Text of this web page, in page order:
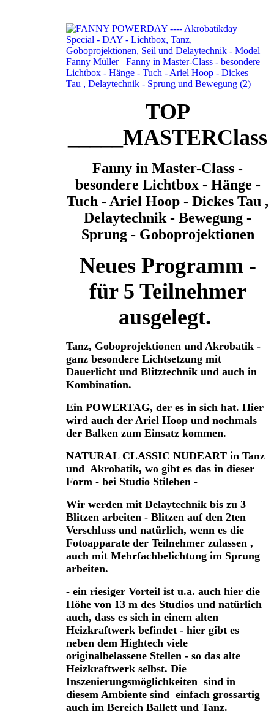
TOP
_____MASTERClass
Fanny in Master-Class -
besondere Lichtbox - Hänge -
Tuch - Ariel Hoop - Dickes Tau ,
Delaytechnik - Bewegung -
Sprung - Goboprojektionen
Neues Programm -
für 5 Teilnehmer
ausgelegt.
Tanz, Goboprojektionen und Akrobatik -
ganz besondere Lichtsetzung mit
Dauerlicht und Blitztechnik und auch in
Kombination.
Ein POWERTAG, der es in sich hat. Hier
wird auch der Ariel Hoop und nochmals
der Balken zum Einsatz kommen.
NATURAL CLASSIC NUDEART in Tanz
und Akrobatik, wo gibt es das in dieser
Form - bei Studio Stileben -
Wir werden mit Delaytechnik bis zu 3
Blitzen arbeiten - Blitzen auf den 2ten
Verschluss und natürlich, wenn es die
Fotoapparate der Teilnehmer zulassen ,
auch mit Mehrfachbelichtung im Sprung
arbeiten.
- ein riesiger Vorteil ist u.a. auch hier die
Höhe von 13 m des Studios und natürlich
auch, dass es sich in einem alten
Heizkraftwerk befindet - hier gibt es
neben dem Hightech viele
originalbelassene Stellen - so das alte
Heizkraftwerk selbst. Die
Inszenierungsmöglichkeiten sind in
diesem Ambiente sind einfach grossartig
auch im Bereich Ballett und Tanz.